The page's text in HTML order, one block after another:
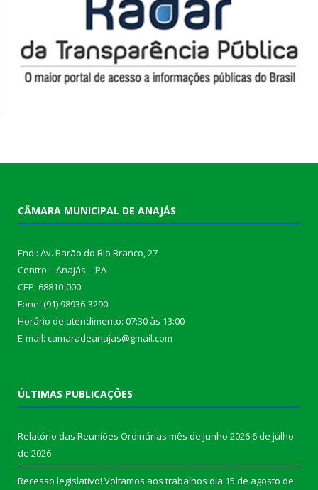
CÂMARA MUNICIPAL DE ANAJÁS
End.: Av. Barão do Rio Branco, 27
Centro – Anajás – PA
CEP: 68810-000
Fone: (91) 98936-3290
Horário de atendimento: 07:30 às 13:00
E-mail: camaradeanajas@gmail.com
ÚLTIMAS PUBLICAÇÕES
Relatório das Reuniões Ordinárias mês de junho 20266 de julho
de 2026
Recesso legislativo! Voltamos aos trabalhos dia 15 de agosto de